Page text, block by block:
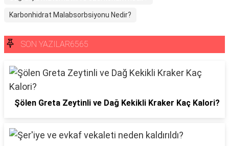
Karbonhidrat Malabsorbsiyonu Nedir?
SON YAZILAR6565
Şölen Greta Zeytinli ve Dağ Kekikli Kraker Kaç Kalori?